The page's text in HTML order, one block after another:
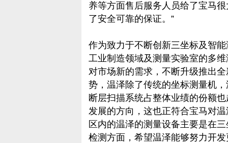
养等方面售后服务人员给了宝马
了安全可靠的保证。”
作为致力于不断创新三坐标及智
工业制造领域及测量实验室的多
对市场新的需求，不断升级推出
势，温泽除了传统的坐标测量机
断层扫描系统占整体业绩的份额
发展的方向，这也正符合宝马对
区内的温泽的测量设备主要是在
检测方面，希望温泽能够努力开